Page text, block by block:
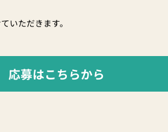
いただきます。
応募はこちらから